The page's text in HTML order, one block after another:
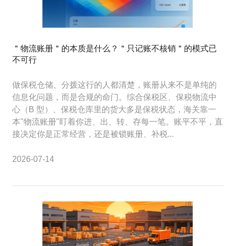
＂物流账册＂的本质是什么？＂只记账不核销＂的模式已
不可行
做保税仓储、分拨这行的人都清楚，账册从来不是单纯的
信息化问题，而是合规的命门。综合保税区、保税物流中
心（B 型）、保税仓库里的货大多是保税状态，海关靠一
本"物流账册"盯着你进、出、转、存每一笔。账平不平，直
接决定你是正常经营，还是被锁账册、补税...
2026-07-14